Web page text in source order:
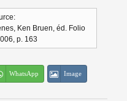
Ken Bruen, éd. Folio
p. 163
WhatsApp Image